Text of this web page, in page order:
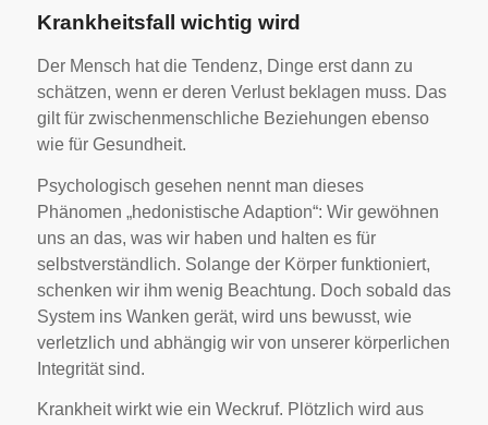
Krankheitsfall wichtig wird
Der Mensch hat die Tendenz, Dinge erst dann zu
schätzen, wenn er deren Verlust beklagen muss. Das
gilt für zwischenmenschliche Beziehungen ebenso
wie für Gesundheit.
Psychologisch gesehen nennt man dieses
Phänomen „hedonistische Adaption“: Wir gewöhnen
uns an das, was wir haben und halten es für
selbstverständlich. Solange der Körper funktioniert,
schenken wir ihm wenig Beachtung. Doch sobald das
System ins Wanken gerät, wird uns bewusst, wie
verletzlich und abhängig wir von unserer körperlichen
Integrität sind.
Krankheit wirkt wie ein Weckruf. Plötzlich wird aus